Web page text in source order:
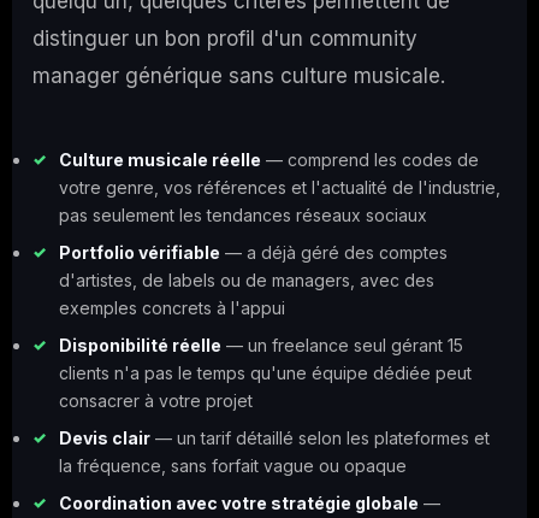
distinguer un bon profil d'un community
manager générique sans culture musicale.
Culture musicale réelle — comprend les codes de
votre genre, vos références et l'actualité de l'industrie,
pas seulement les tendances réseaux sociaux
Portfolio vérifiable — a déjà géré des comptes
d'artistes, de labels ou de managers, avec des
exemples concrets à l'appui
Disponibilité réelle — un freelance seul gérant 15
clients n'a pas le temps qu'une équipe dédiée peut
consacrer à votre projet
Devis clair — un tarif détaillé selon les plateformes et
la fréquence, sans forfait vague ou opaque
Coordination avec votre stratégie globale —